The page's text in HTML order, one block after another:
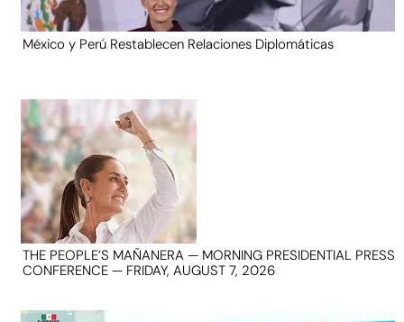
México y Perú Restablecen Relaciones Diplomáticas
THE PEOPLE’S MAÑANERA — MORNING PRESIDENTIAL PRESS
CONFERENCE — FRIDAY, AUGUST 7, 2026